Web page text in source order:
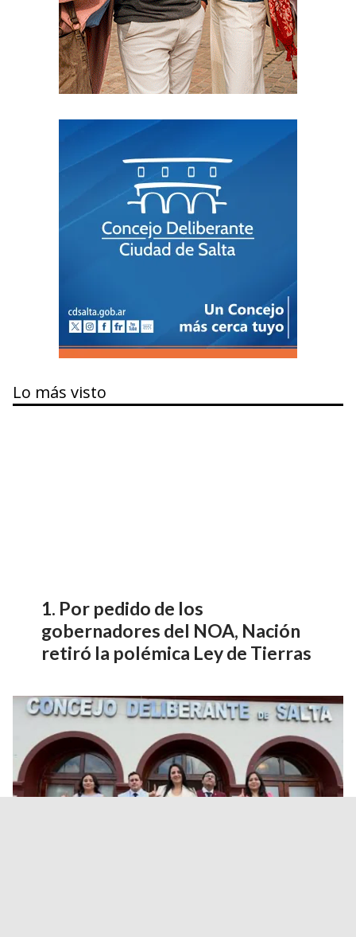
Lo más visto
Por pedido de los
gobernadores del NOA, Nación
retiró la polémica Ley de Tierras